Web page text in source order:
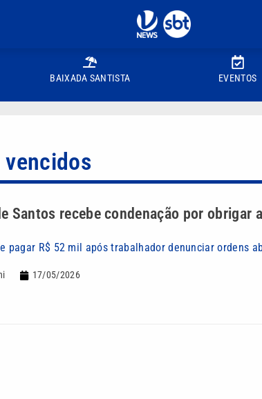
BAIXADA SANTISTA EVENTOS
Santos recebe condenação por obrigar
pagar R$ 52 mil após trabalhador denunciar ordens
17/05/2026